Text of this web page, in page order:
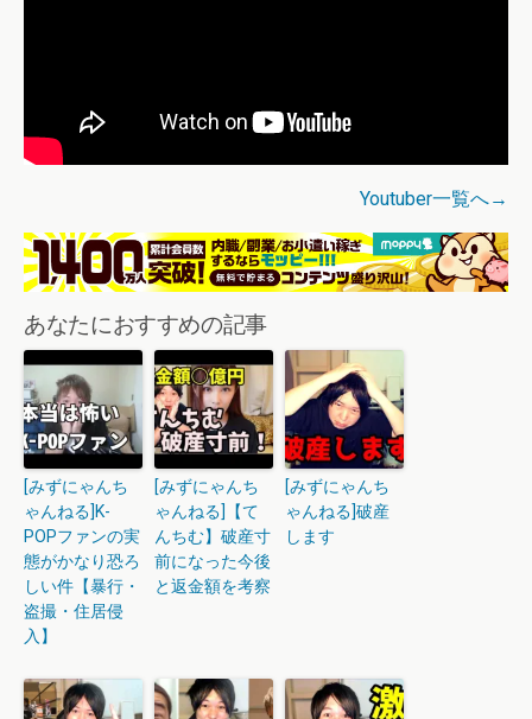
Youtuber一覧へ→
あなたにおすすめの記事
[みずにゃんち
ゃんねる]K-
POPファンの実
態がかなり恐ろ
しい件【暴行・
盗撮・住居侵
入】
[みずにゃんち
ゃんねる]【て
んちむ】破産寸
前になった今後
と返金額を考察
[みずにゃんち
ゃんねる]破産
します